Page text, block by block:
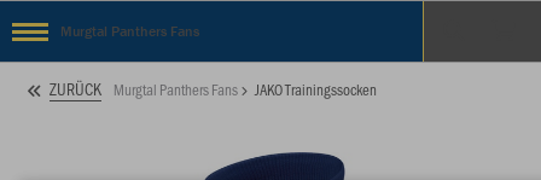
Murgtal Panthers Fans
ZURÜCK Murgtal Panthers Fans JAKO Trainingssocken